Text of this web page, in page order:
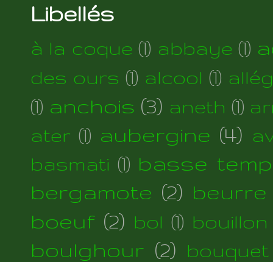
Libellés
à la coque (1) abbaye (1)
des ours (1) alcool (1)
(1) anchois (3) aneth (1)
ater (1) aubergine (4)
basmati (1) basse
bergamote (2) beurre
boeuf (2) bol (1) bouillon
boulghour (2)